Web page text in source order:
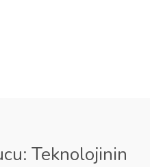
Teknolojinin